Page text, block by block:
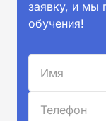
заявку, и мы
обучения!